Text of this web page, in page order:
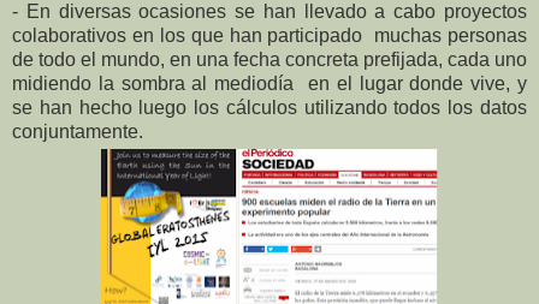
- En diversas ocasiones se han llevado a cabo proyectos
colaborativos en los que han participado muchas personas
de todo el mundo, en una fecha concreta prefijada, cada uno
midiendo la sombra al mediodía en el lugar donde vive, y
se han hecho luego los cálculos utilizando todos los datos
conjuntamente.